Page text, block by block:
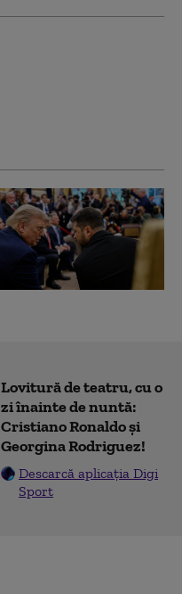
Lovitură de teatru, cu o
zi înainte de nuntă:
Cristiano Ronaldo și
Georgina Rodriguez!
Descarcă aplicația Digi
Sport